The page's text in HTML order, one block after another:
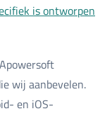
is ontworpen
wij aanbevelen.
en iOS-